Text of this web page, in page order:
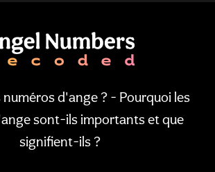
numéros d'ange ? - Pourquoi les
sont-ils importants et que
signifient-ils ?